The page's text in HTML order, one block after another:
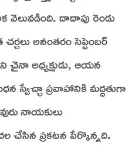
వెలువడింది. దాదాపు రెండు
అనంతరం సెప్టెంబర్‌
అధ్యక్షుడు, ఆయన
స్వేచ్ఛా ప్రవాహానికి మద్దతుగా
నాయకులు
చేసిన ప్రకటన పేర్కొన్నది.